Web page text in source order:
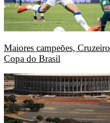
Maiores campeões,
Copa do Brasil